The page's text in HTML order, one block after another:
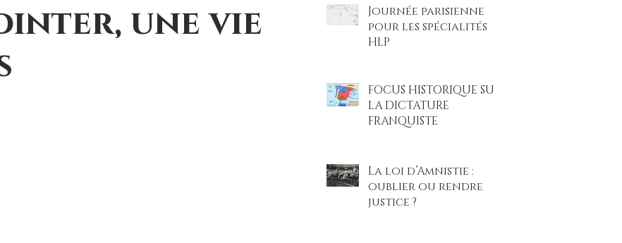
une vie
Journée parisienne
pour les spécialités
HLP
FOCUS HISTORIQUE SUR
LA DICTATURE
FRANQUISTE
La loi d’Amnistie :
oublier ou rendre
justice ?